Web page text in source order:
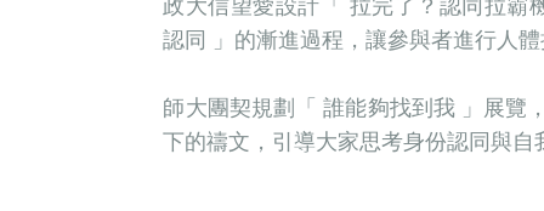
政大信望愛設計「 拉完了？認同拉
認同 」的漸進過程，讓參與者進行人
師大團契規劃「 誰能夠找到我 」展覽
下的禱文，引導大家思考身份認同與自